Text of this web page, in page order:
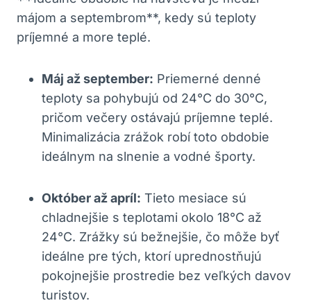
májom a septembrom**, kedy sú teploty
príjemné a more teplé.
Máj až september: Priemerné denné
teploty sa pohybujú od 24°C do 30°C,
pričom večery ostávajú príjemne teplé.
Minimalizácia zrážok robí toto obdobie
ideálnym na slnenie a vodné športy.
Október až apríl: Tieto mesiace sú
chladnejšie s teplotami okolo 18°C až
24°C. Zrážky sú bežnejšie, čo môže byť
ideálne pre tých, ktorí uprednostňujú
pokojnejšie prostredie bez veľkých davov
turistov.